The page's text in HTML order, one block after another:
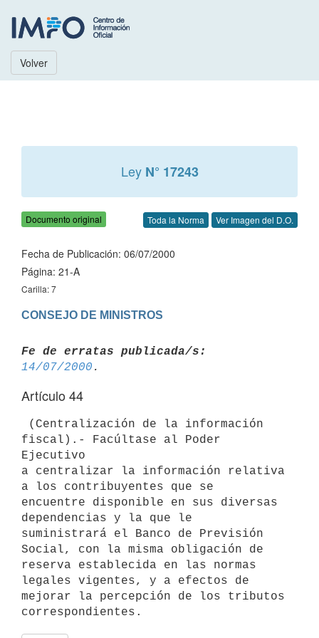
Volver
Ley N° 17243
Documento original Toda la Norma Ver Imagen del D.O.
Fecha de Publicación: 06/07/2000
Página: 21-A
Carilla: 7
Fe de erratas publicada/s:
14/07/2000
Artículo 44
fiscal).- Facúltase al Poder
Ejecutivo
a centralizar la información relativa
a los contribuyentes que se
encuentre disponible en sus diversas
dependencias y la que le
suministrará el Banco de Previsión
Social, con la misma obligación de
reserva establecida en las normas
legales vigentes, y a efectos de
mejorar la percepción de los tributos